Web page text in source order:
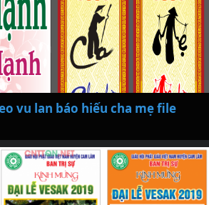
vu lan báo hiếu cha mẹ file